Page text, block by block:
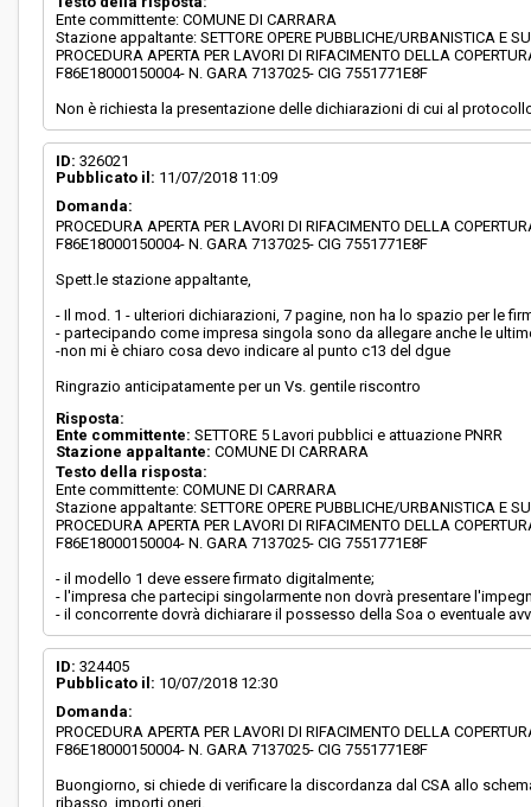
Ente committente: COMUNE DI CARRARA
Stazione appaltante: SETTORE OPERE PUBBLICHE/URBANISTICA E
PROCEDURA APERTA PER LAVORI DI RIFACIMENTO DELLA
F86E18000150004- N. GARA 7137025- CIG 7551771E8F
Non è richiesta la presentazione delle dichiarazioni di cui al
ID: 326021
Pubblicato il: 11/07/2018 11:09
Domanda:
PROCEDURA APERTA PER LAVORI DI RIFACIMENTO DELLA
F86E18000150004- N. GARA 7137025- CIG 7551771E8F
Spett.le stazione appaltante,
- Il mod. 1 - ulteriori dichiarazioni, 7 pagine, non ha lo spazio per le
- partecipando come impresa singola sono da allegare anche le
-non mi è chiaro cosa devo indicare al punto c13 del dgue
Ringrazio anticipatamente per un Vs. gentile riscontro
Risposta:
Ente committente: SETTORE 5 Lavori pubblici e attuazione PNRR
Stazione appaltante: COMUNE DI CARRARA
Testo della risposta:
Ente committente: COMUNE DI CARRARA
Stazione appaltante: SETTORE OPERE PUBBLICHE/URBANISTICA E
PROCEDURA APERTA PER LAVORI DI RIFACIMENTO DELLA
F86E18000150004- N. GARA 7137025- CIG 7551771E8F
- il modello 1 deve essere firmato digitalmente;
- l'impresa che partecipi singolarmente non dovrà presentare
- il concorrente dovrà dichiarare il possesso della Soa o eventuale
ID: 324405
Pubblicato il: 10/07/2018 12:30
Domanda:
PROCEDURA APERTA PER LAVORI DI RIFACIMENTO DELLA
F86E18000150004- N. GARA 7137025- CIG 7551771E8F
Buongiorno, si chiede di verificare la discordanza dal CSA allo
ribasso, importi oneri.